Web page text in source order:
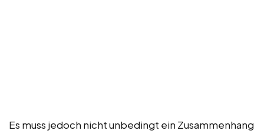
Es muss jedoch nicht unbedingt ein Zusammenhang